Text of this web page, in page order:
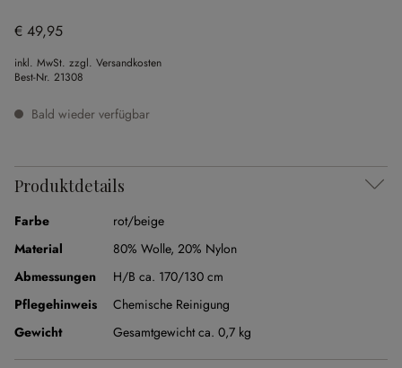
€ 49,95
inkl. MwSt. zzgl. Versandkosten
Best-Nr. 21308
Bald wieder verfügbar
Produktdetails
Farbe
rot/beige
Material
80% Wolle, 20% Nylon
Abmessungen
H/B ca. 170/130 cm
Pflegehinweis
Chemische Reinigung
Gewicht
Gesamtgewicht ca. 0,7 kg